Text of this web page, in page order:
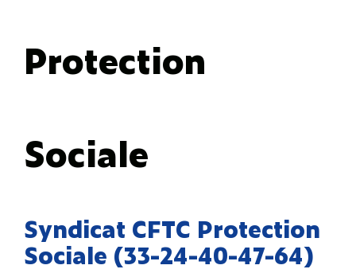
Protection
Sociale
Syndicat CFTC Protection
Sociale (33-24-40-47-64)